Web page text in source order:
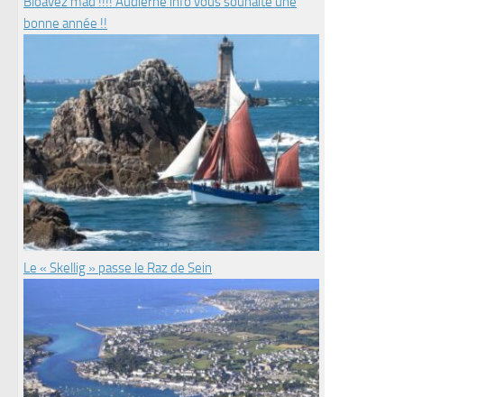
bonne année !!
Le « Skellig » passe le Raz de Sein